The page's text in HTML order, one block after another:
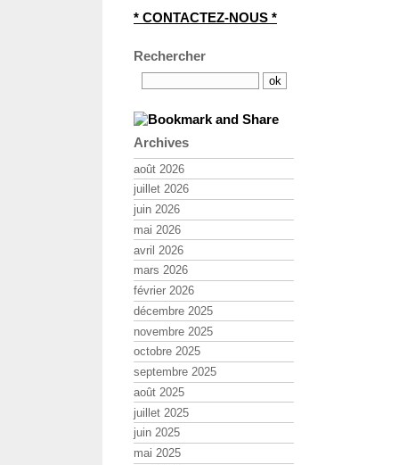
* CONTACTEZ-NOUS *
Rechercher
Archives
août 2026
juillet 2026
juin 2026
mai 2026
avril 2026
mars 2026
février 2026
décembre 2025
novembre 2025
octobre 2025
septembre 2025
août 2025
juillet 2025
juin 2025
mai 2025